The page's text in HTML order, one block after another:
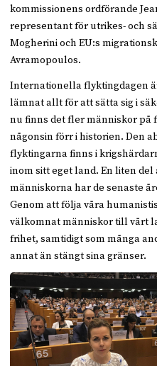
kommissionens ordförande
representant för utrikes- och
Mogherini och EU:s
Avramopoulos.
Internationella flyktingdagen
lämnat allt för att sätta sig i
nu finns det fler människor på
någonsin förr i historien. Den
flyktingarna finns i
inom sitt eget land. En liten del
människorna har de senaste
Genom att följa våra
välkomnat människor till vårt
frihet, samtidigt som många
annat än stängt sina gränser.